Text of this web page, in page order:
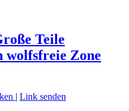
Teile
wolfsfreie Zone
| Link senden